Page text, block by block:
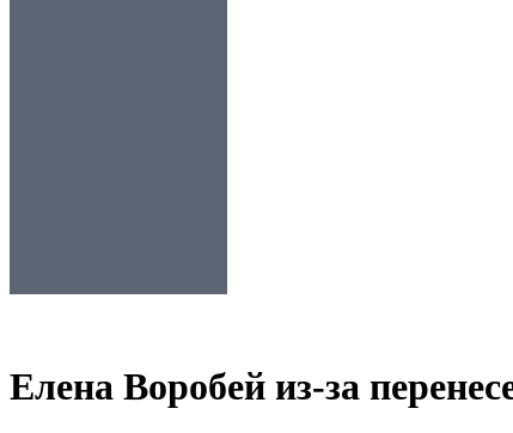
Елена Воробей из-за